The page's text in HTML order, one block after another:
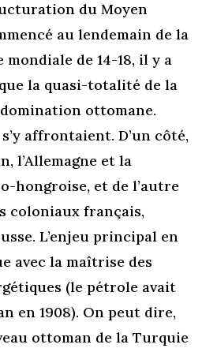
du Moyen
au lendemain de la
de 14-18, il y a
la quasi-totalité de la
ottomane.
affrontaient. D’un côté,
l’Allemagne et la
hongroise, et de l’autre
coloniaux français,
L’enjeu principal en
avec la maîtrise des
(le pétrole avait
en 1908). On peut dire,
ottoman de la Turquie